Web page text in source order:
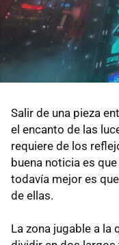
Salir de una pieza
el encanto de las
requiere de los
buena noticia es
todavía mejor es
de ellas.
La zona jugable a la